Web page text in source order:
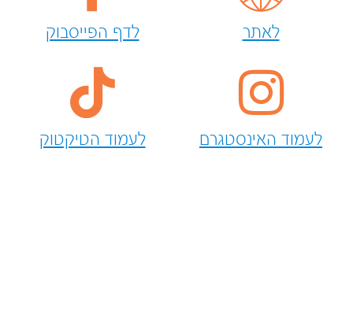
לאתר לדף הפייסבוק
לעמוד האינסטגרם לעמוד הטיקטוק